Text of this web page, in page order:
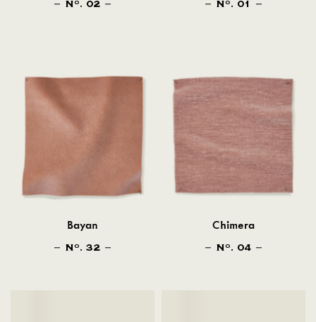
NO . 02 NO . 01
Bayan
NO . 32
Chimera
NO . 04